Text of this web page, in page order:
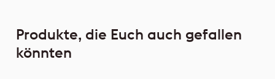
Produkte, die Euch auch gefallen
könnten